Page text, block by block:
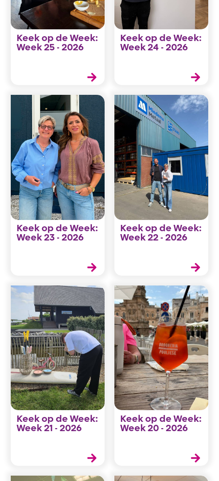
Keek op de Week:
Week 25 - 2026
Keek op de Week:
Week 24 - 2026
Keek op de Week:
Week 23 - 2026
Keek op de Week:
Week 22 - 2026
Keek op de Week:
Week 21 - 2026
Keek op de Week:
Week 20 - 2026